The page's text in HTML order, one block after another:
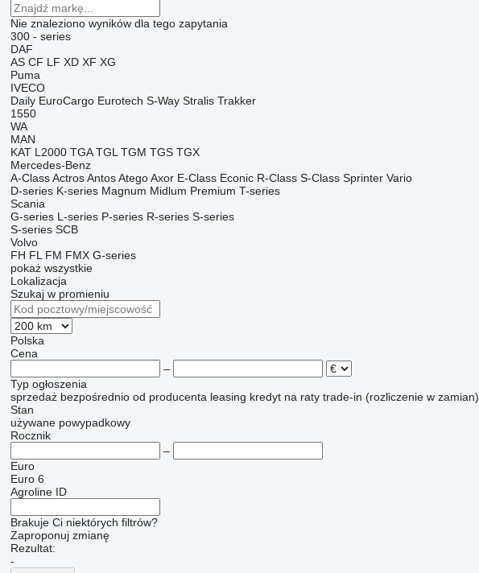
Nie znaleziono wyników dla tego zapytania
300 - series
DAF
AS CF LF XD XF XG
Puma
IVECO
Daily EuroCargo Eurotech S-Way Stralis Trakker
1550
WA
MAN
KAT L2000 TGA TGL TGM TGS TGX
Mercedes-Benz
A-Class Actros Antos Atego Axor E-Class Econic R-Class S-Class Sprinter Vario
D-series K-series Magnum Midlum Premium T-series
Scania
G-series L-series P-series R-series S-series
S-series SCB
Volvo
FH FL FM FMX G-series
pokaż wszystkie
Lokalizacja
Szukaj w promieniu
Polska
Cena
–
Typ ogłoszenia
sprzedaż bezpośrednio od producenta leasing kredyt na raty trade-in (rozliczenie w zamian)
Stan
używane powypadkowy
Rocznik
–
Euro
Euro 6
Agroline ID
Brakuje Ci niektórych filtrów?
Zaproponuj zmianę
Rezultat:
-